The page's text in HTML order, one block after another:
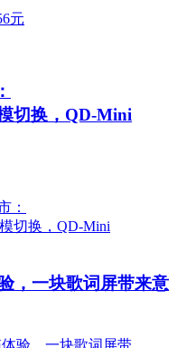
切换，QD-Mini
，一块歌词屏带来意